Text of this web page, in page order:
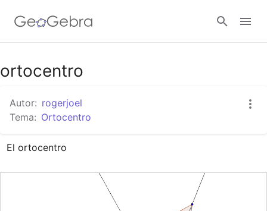
Google Classroom
GeoGebra Classroom
ortocentro
Autor: rogerjoel
Tema: Ortocentro
El ortocentro